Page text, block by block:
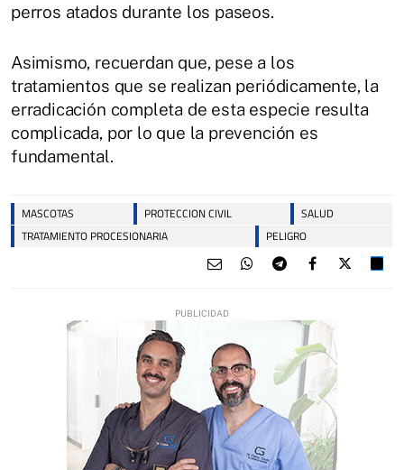
perros atados durante los paseos.
Asimismo, recuerdan que, pese a los
tratamientos que se realizan periódicamente, la
erradicación completa de esta especie resulta
complicada, por lo que la prevención es
fundamental.
MASCOTAS PROTECCION CIVIL
SALUD
TRATAMIENTO PROCESIONARIA
PELIGRO